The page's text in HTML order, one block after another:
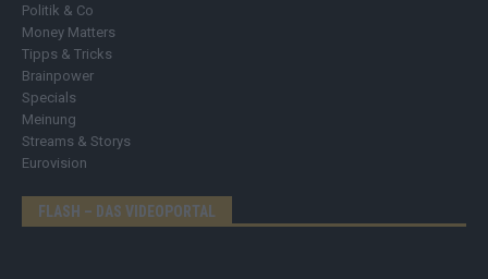
Politik & Co
Money Matters
Tipps & Tricks
Brainpower
Specials
Meinung
Streams & Storys
Eurovision
FLASH – DAS VIDEOPORTAL